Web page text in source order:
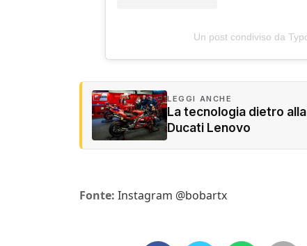
Un post condiviso da
LEGGI ANCHE
La tecnologia dietro
Ducati Lenovo
Fonte: Instagram @bobartx